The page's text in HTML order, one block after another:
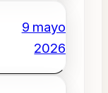
9 mayo
2026